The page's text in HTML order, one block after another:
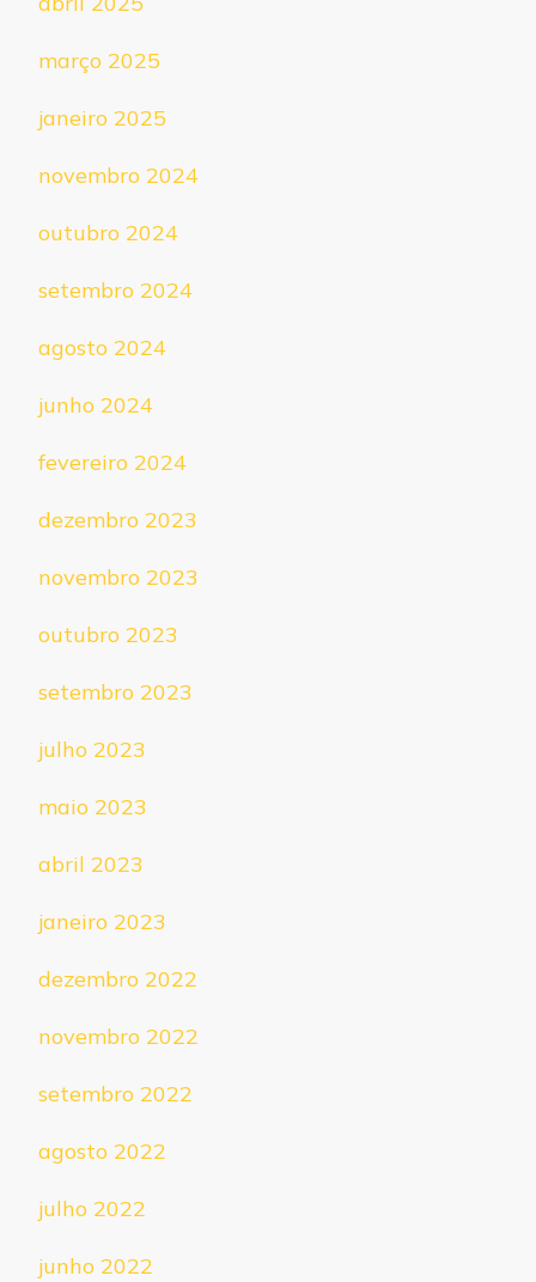
março 2025
janeiro 2025
novembro 2024
outubro 2024
setembro 2024
agosto 2024
junho 2024
fevereiro 2024
dezembro 2023
novembro 2023
outubro 2023
setembro 2023
julho 2023
maio 2023
abril 2023
janeiro 2023
dezembro 2022
novembro 2022
setembro 2022
agosto 2022
julho 2022
junho 2022